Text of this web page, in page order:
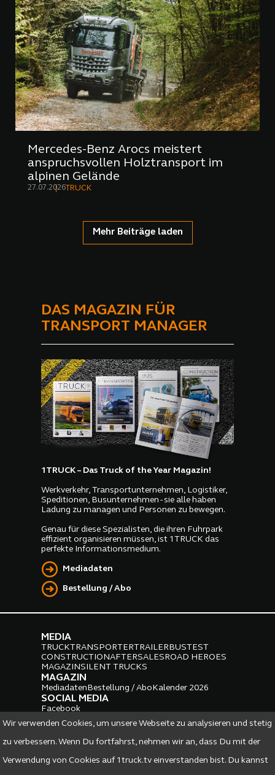
Wir verwenden Cookies, um unsere Webseite zu analysieren und stetig
zu verbessern. Wenn Du fortfahrst, nehmen wir an, dass Du mit der
Verwendung von Cookies auf 1truck.tv einverstanden bist. Du kannst
Mercedes-Benz Arocs meistert
anspruchsvollen Holztransport im
alpinen Gelände
27.07.2026 TRUCK
Mehr Beiträge laden
DAS MAGAZIN FÜR
TRANSPORT MANAGER
1TRUCK – Das Truck of the Year Magazin!
Werkverkehr, Transportunternehmen, Logistiker,
Speditionen, Busunternehmen - sie alle haben
Ladung zu managen und Personen zu bewegen.
Genau für diese Spezialisten, die ihren Fuhrpark
effizient organisieren müssen, ist 1TRUCK das
perfekte Informationsmedium.
Mediadaten
Bestellung / Abo
MEDIA
TRUCKTRANSPORTERTRAILERBUSTEST
CONSTRUCTIONAFTERSALESROAD HEROES
MAGAZINSILENT TRUCKS
MAGAZIN
MediadatenBestellung / AboKalender 2026
SOCIAL MEDIA
Facebook
Instagram LinkedIn